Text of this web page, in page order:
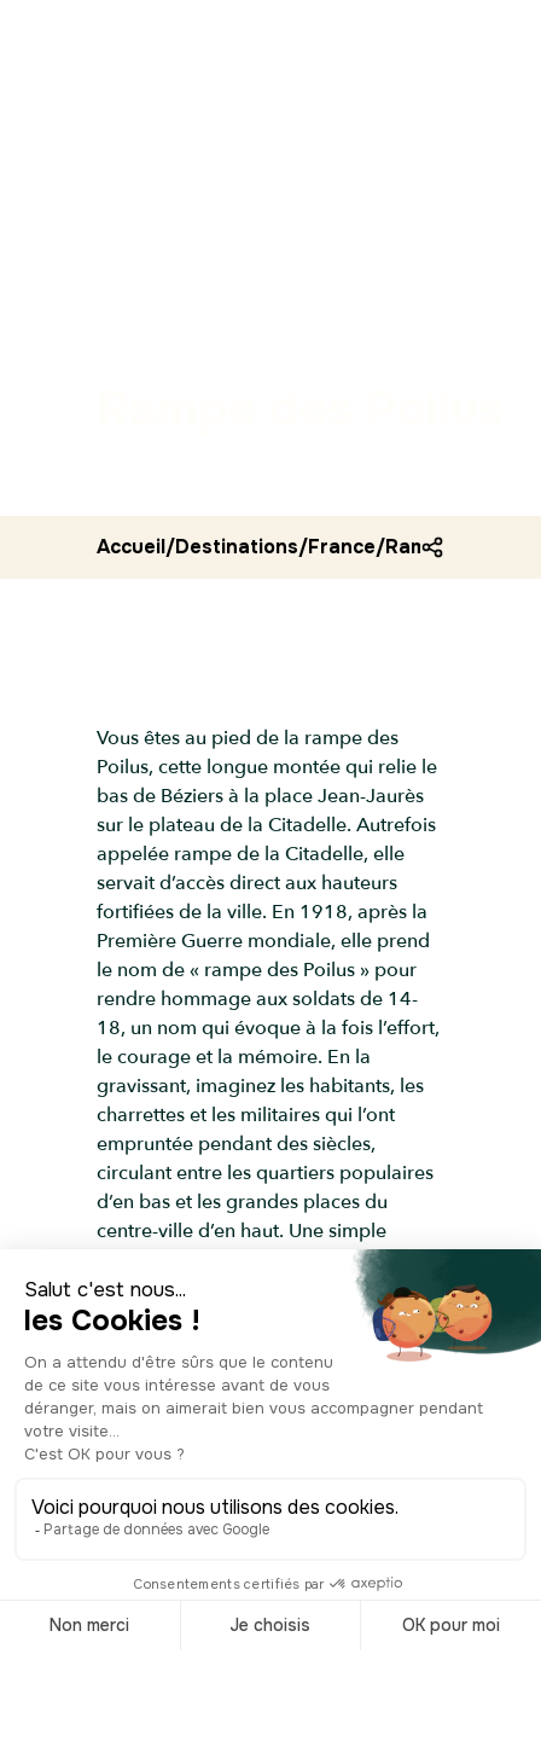
Accueil/Destinations/France/Rampe des
Vous êtes au pied de la rampe des
Poilus, cette longue montée qui relie le
bas de Béziers à la place Jean-Jaurès
sur le plateau de la Citadelle. Autrefois
appelée rampe de la Citadelle, elle
servait d’accès direct aux hauteurs
fortifiées de la ville. En 1918, après la
Première Guerre mondiale, elle prend
le nom de « rampe des Poilus » pour
rendre hommage aux soldats de 14-
18, un nom qui évoque à la fois l’effort,
le courage et la mémoire. En la
gravissant, imaginez les habitants, les
charrettes et les militaires qui l’ont
empruntée pendant des siècles,
circulant entre les quartiers populaires
d’en bas et les grandes places du
centre-ville d’en haut. Une simple
rampe, mais un vrai morceau d’histoire
biterroise.